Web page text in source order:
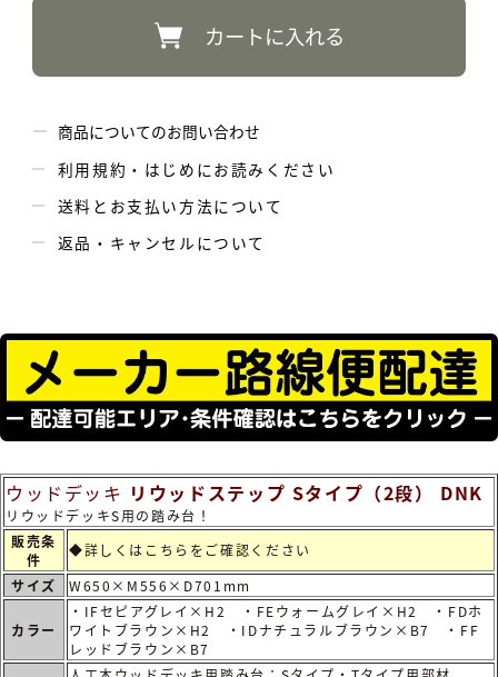
カートに入れる
商品についてのお問い合わせ
利用規約・はじめにお読みください
送料とお支払い方法について
返品・キャンセルについて
ウッドデッキ リウッドステップ Sタイプ（2段） DNK
リウッドデッキS用の踏み台！
販売条
件
◆詳しくは こちらをご確認ください
サイズ
W650×M556×D701mm
カラー
・IFセピアグレイ×H2 ・FEウォームグレイ×H2 ・FDホ
ワイトブラウン×H2 ・IDナチュラルブラウン×B7 ・FF
レッドブラウン×B7